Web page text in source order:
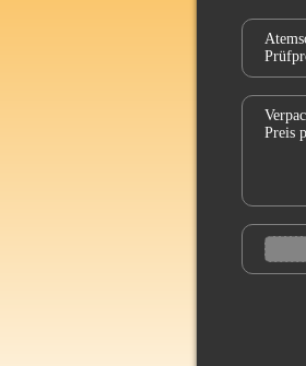
Preis